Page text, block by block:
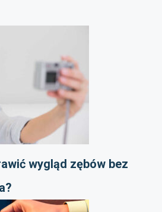
wygląd zębów bez